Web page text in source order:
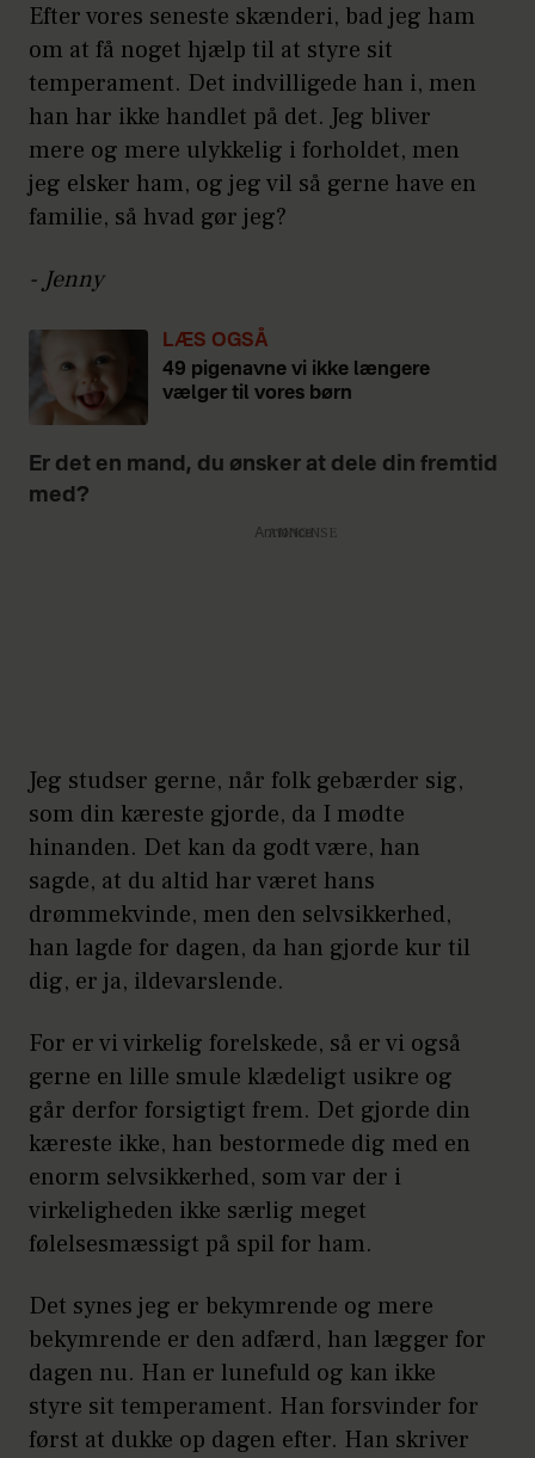
Efter vores seneste skænderi, bad jeg ham
om at få noget hjælp til at styre sit
temperament. Det indvilligede han i, men
han har ikke handlet på det. Jeg bliver
mere og mere ulykkelig i forholdet, men
jeg elsker ham, og jeg vil så gerne have en
familie, så hvad gør jeg?
- Jenny
LÆS OGSÅ
49 pigenavne vi ikke længere
vælger til vores børn
Er det en mand, du ønsker at dele din fremtid
med?
Annonce
Jeg studser gerne, når folk gebærder sig,
som din kæreste gjorde, da I mødte
hinanden. Det kan da godt være, han
sagde, at du altid har været hans
drømmekvinde, men den selvsikkerhed,
han lagde for dagen, da han gjorde kur til
dig, er ja, ildevarslende.
For er vi virkelig forelskede, så er vi også
gerne en lille smule klædeligt usikre og
går derfor forsigtigt frem. Det gjorde din
kæreste ikke, han bestormede dig med en
enorm selvsikkerhed, som var der i
virkeligheden ikke særlig meget
følelsesmæssigt på spil for ham.
Det synes jeg er bekymrende og mere
bekymrende er den adfærd, han lægger for
dagen nu. Han er lunefuld og kan ikke
styre sit temperament. Han forsvinder for
først at dukke op dagen efter. Han skriver